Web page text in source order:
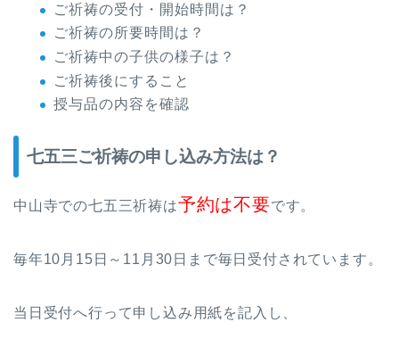
ご祈祷の受付・開始時間は？
ご祈祷の所要時間は？
ご祈祷中の子供の様子は？
ご祈祷後にすること
授与品の内容を確認
七五三ご祈祷の申し込み方法は？
中山寺での七五三祈祷は予約は不要です。
毎年10月15日～11月30日まで毎日受付されています。
当日受付へ行って申し込み用紙を記入し、